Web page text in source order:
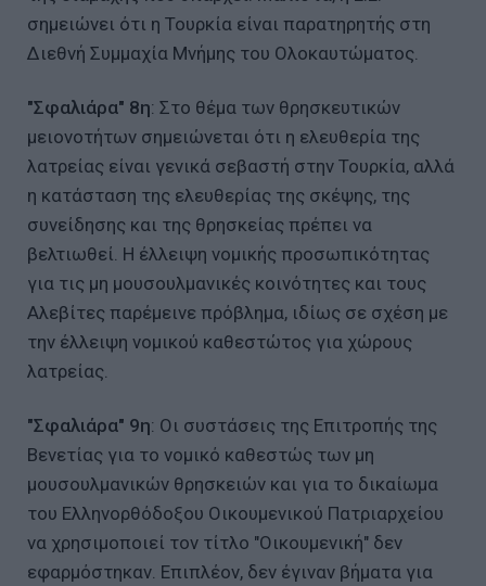
σημειώνει ότι η Τουρκία είναι παρατηρητής στη
Διεθνή Συμμαχία Μνήμης του Ολοκαυτώματος.
"Σφαλιάρα" 8η: Στο θέμα των θρησκευτικών
μειονοτήτων σημειώνεται ότι η ελευθερία της
λατρείας είναι γενικά σεβαστή στην Τουρκία, αλλά
η κατάσταση της ελευθερίας της σκέψης, της
συνείδησης και της θρησκείας πρέπει να
βελτιωθεί. Η έλλειψη νομικής προσωπικότητας
για τις μη μουσουλμανικές κοινότητες και τους
Αλεβίτες παρέμεινε πρόβλημα, ιδίως σε σχέση με
την έλλειψη νομικού καθεστώτος για χώρους
λατρείας.
"Σφαλιάρα" 9η: Οι συστάσεις της Επιτροπής της
Βενετίας για το νομικό καθεστώς των μη
μουσουλμανικών θρησκειών και για το δικαίωμα
του Ελληνορθόδοξου Οικουμενικού Πατριαρχείου
να χρησιμοποιεί τον τίτλο "Οικουμενική" δεν
εφαρμόστηκαν. Επιπλέον, δεν έγιναν βήματα για